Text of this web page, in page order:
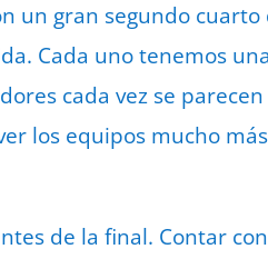
un gran segundo
Cada uno tenemos
cada vez se
los equipos mucho
de la final. Contar